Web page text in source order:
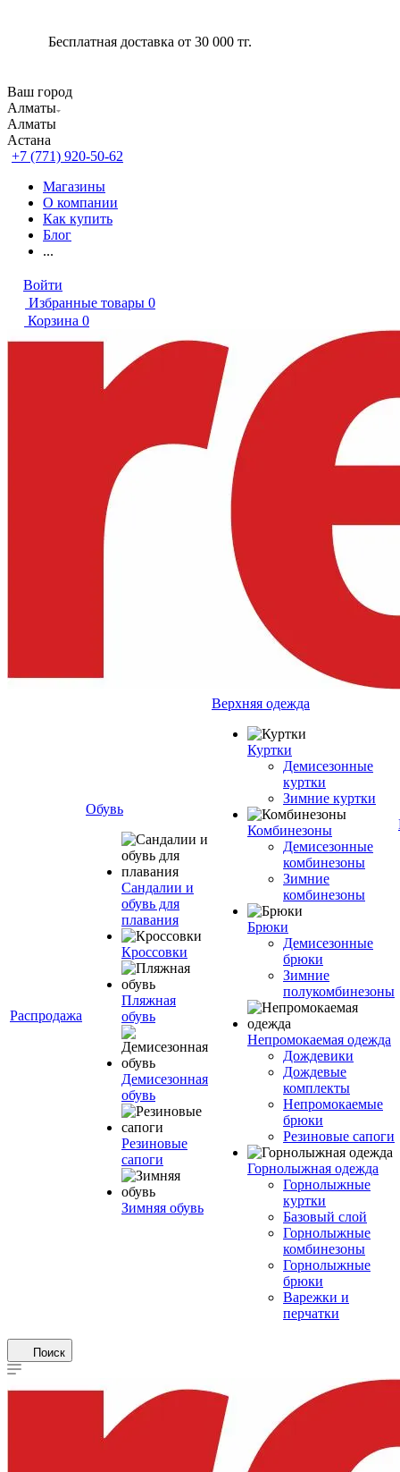
Бесплатная доставка от 30 000 тг.
Ваш город
Алматы
Алматы
Астана
+7 (771) 920-50-62
Магазины
О компании
Как купить
Блог
...
Войти
Избранные товары 0
Корзина 0
Распродажа
Обувь
Сандалии и
обувь для
плавания
Кроссовки
Пляжная
обувь
Демисезонная
обувь
Резиновые
сапоги
Зимняя обувь
Верхняя одежда
Куртки
Демисезонные
куртки
Зимние куртки
Комбинезоны
Демисезонные
комбинезоны
Зимние
комбинезоны
Брюки
Демисезонные
брюки
Зимние
полукомбинезоны
Непромокаемая одежда
Дождевики
Дождевые
комплекты
Непромокаемые
брюки
Резиновые сапоги
Горнолыжная одежда
Горнолыжные
куртки
Базовый слой
Горнолыжные
комбинезоны
Горнолыжные
брюки
Варежки и
перчатки
Поиск